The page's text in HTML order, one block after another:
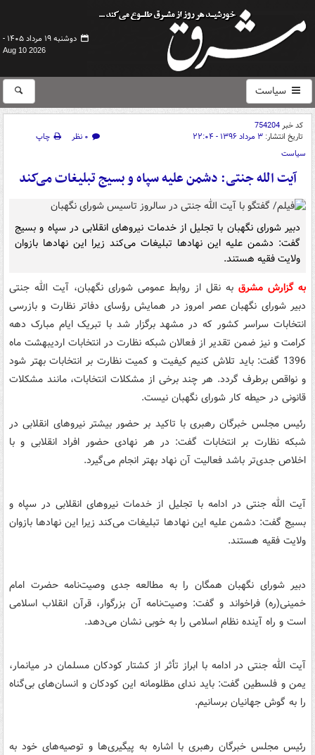
دوشنبه ۱۹ مرداد ۱۴۰۵ -
Aug 10 2026
سیاست
کد خبر754204
تاریخ انتشار: ۳ مرداد ۱۳۹۶ - ۲۲:۰۴ ۰ نظر
چاپ
سیاست
آیت الله جنتی: دشمن علیه سپاه و بسیج تبلیغات می‌کند
دبیر شورای نگهبان با تجلیل از خدمات نیروهای انقلابی در سپاه و بسیج
گفت: دشمن علیه این نهادها تبلیغات می‌کند زیرا این نهادها بازوان
ولایت فقیه هستند.
به گزارش مشرق به نقل از روابط عمومی شورای نگهبان، آیت الله جنتی
دبیر شورای نگهبان عصر امروز در همایش رؤسای دفاتر نظارت و بازرسی
انتخابات سراسر کشور که در مشهد برگزار شد با تبریک ایام مبارک دهه
کرامت و نیز ضمن تقدیر از فعالان شبکه نظارت در انتخابات اردیبهشت ماه
1396 گفت: باید تلاش کنیم کیفیت و کمیت نظارت بر انتخابات بهتر شود
و نواقص برطرف گردد. هر چند برخی از مشکلات انتخابات، مانند مشکلات
قانونی در حیطه کار شورای نگهبان نیست.
رئیس مجلس خبرگان رهبری با تاکید بر حضور بیشتر نیروهای انقلابی در
شبکه نظارت بر انتخابات گفت: در هر نهادی حضور افراد انقلابی و با
اخلاص جدی‌تر باشد فعالیت آن نهاد بهتر انجام می‌گیرد.
آیت الله جنتی در ادامه با تجلیل از خدمات نیروهای انقلابی در سپاه و
بسیج گفت: دشمن علیه این نهادها تبلیغات می‌کند زیرا این نهادها بازوان
ولایت فقیه هستند.
دبیر شورای نگهبان همگان را به مطالعه جدی وصیت‌نامه حضرت امام
خمینی(ره) فراخواند و گفت: وصیت‌نامه آن بزرگوار، قرآن انقلاب اسلامی
است و راه‌ آینده نظام اسلامی را به خوبی نشان می‌دهد.
آیت الله جنتی در ادامه با ابراز تأثر از کشتار کودکان مسلمان در میانمار،
یمن و فلسطین گفت: باید ندای مظلومانه این کودکان و انسان‌های بی‌گناه
را به گوش جهانیان برسانیم.
رئیس مجلس خبرگان رهبری با اشاره به پیگیری‌ها و توصیه‌های خود به